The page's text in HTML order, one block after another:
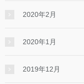
2020年2月
2020年1月
2019年12月